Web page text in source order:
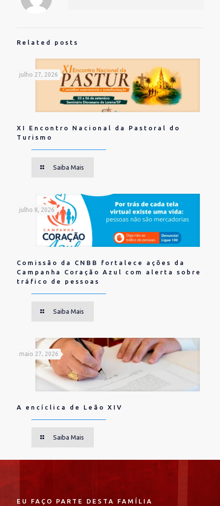
Related posts
julho 27, 2026
XI Encontro Nacional da Pastoral do
Turismo
Saiba Mais
julho 8, 2026
Comissão da CNBB fortalece ações da
Campanha Coração Azul com alerta sobre
tráfico de pessoas
Saiba Mais
maio 27, 2026
A encíclica de Leão XIV
Saiba Mais
EU FAÇO PARTE DESTA FAMÍLIA